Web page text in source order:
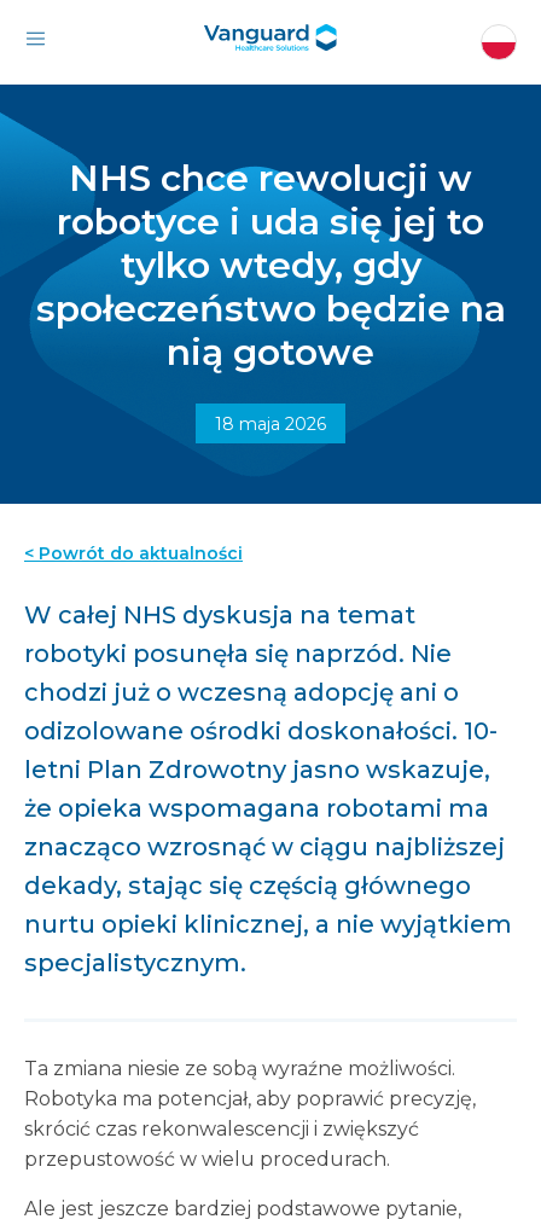
NHS chce rewolucji w
robotyce i uda się jej to
tylko wtedy, gdy
społeczeństwo będzie na
nią gotowe
18 maja 2026
< Powrót do aktualności
W całej NHS dyskusja na temat
robotyki posunęła się naprzód. Nie
chodzi już o wczesną adopcję ani o
odizolowane ośrodki doskonałości. 10-
letni Plan Zdrowotny jasno wskazuje,
że opieka wspomagana robotami ma
znacząco wzrosnąć w ciągu najbliższej
dekady, stając się częścią głównego
nurtu opieki klinicznej, a nie wyjątkiem
specjalistycznym.
Ta zmiana niesie ze sobą wyraźne możliwości.
Robotyka ma potencjał, aby poprawić precyzję,
skrócić czas rekonwalescencji i zwiększyć
przepustowość w wielu procedurach.
Ale jest jeszcze bardziej podstawowe pytanie,